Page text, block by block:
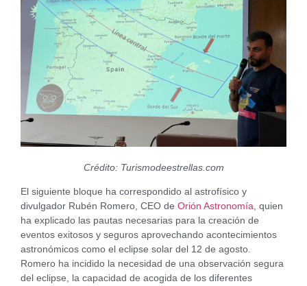
Crédito: Turismodeestrellas.com
El siguiente bloque ha correspondido al astrofísico y
divulgador Rubén Romero, CEO de Orión Astronomía, quien
ha explicado las pautas necesarias para la creación de
eventos exitosos y seguros aprovechando acontecimientos
astronómicos como el eclipse solar del 12 de agosto.
Romero ha incidido la necesidad de una observación segura
del eclipse, la capacidad de acogida de los diferentes